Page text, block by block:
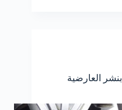
بنشر متنقل العارضية 52227338 بنشر العارضية